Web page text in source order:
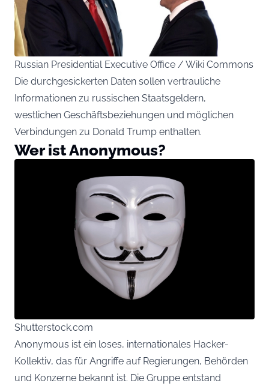
Russian Presidential Executive Office / Wiki Commons
Die durchgesickerten Daten sollen vertrauliche
Informationen zu russischen Staatsgeldern,
westlichen Geschäftsbeziehungen und möglichen
Verbindungen zu Donald Trump enthalten.
Wer ist Anonymous?
Shutterstock.com
Anonymous ist ein loses, internationales Hacker-
Kollektiv, das für Angriffe auf Regierungen, Behörden
und Konzerne bekannt ist. Die Gruppe entstand